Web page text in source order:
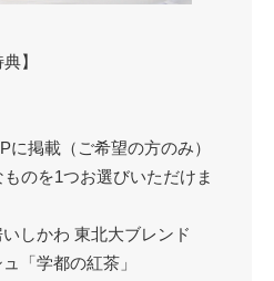
】
に掲載（ご希望の方のみ）
のを1つお選びいただけま
しかわ 東北大ブレンド
「学都の紅茶」